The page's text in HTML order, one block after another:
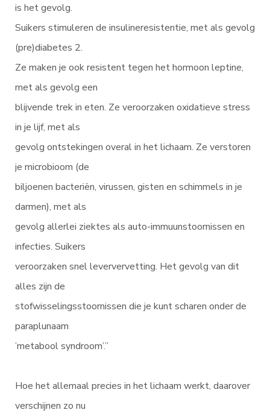
is het gevolg.
Suikers stimuleren de insulineresistentie, met als gevolg
(pre)diabetes 2.
Ze maken je ook resistent tegen het hormoon leptine,
met als gevolg een
blijvende trek in eten. Ze veroorzaken oxidatieve stress
in je lijf, met als
gevolg ontstekingen overal in het lichaam. Ze verstoren
je microbioom (de
biljoenen bacteriën, virussen, gisten en schimmels in je
darmen), met als
gevolg allerlei ziektes als auto-immuunstoornissen en
infecties. Suikers
veroorzaken snel leververvetting. Het gevolg van dit
alles zijn de
stofwisselingsstoornissen die je kunt scharen onder de
paraplunaam
’metabool syndroom’.”
Hoe het allemaal precies in het lichaam werkt, daarover
verschijnen zo nu